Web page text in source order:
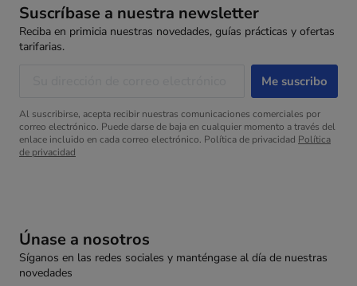
Únase a nosotros
Síganos en las redes sociales y manténgase al día de nuestras
novedades
Suscríbase a nuestra newsletter
Reciba en primicia nuestras novedades, guías prácticas y ofertas
tarifarias.
Al suscribirse, acepta recibir nuestras comunicaciones comerciales por
correo electrónico. Puede darse de baja en cualquier momento a través del
enlace incluido en cada correo electrónico. Política de privacidad Política
de privacidad